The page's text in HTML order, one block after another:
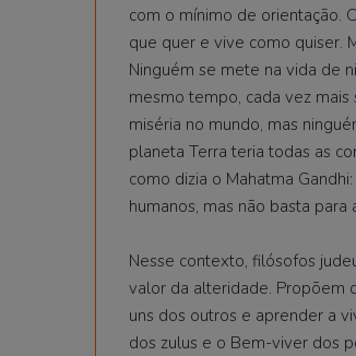
com o mínimo de orientação.
que quer e vive como quiser.
Ninguém se mete na vida de
mesmo tempo, cada vez
miséria no mundo, mas
planeta Terra teria todas as
como dizia o Mahatma
humanos, mas não basta para
Nesse contexto, filósofos
valor da alteridade. Propõem
uns dos outros e aprender a
dos zulus e o Bem-viver dos